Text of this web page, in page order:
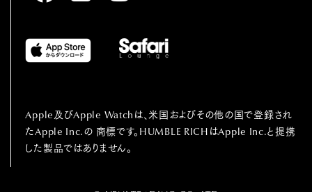
Apple及びApple Watchは、⽶国およびその他の国で登録され
たApple Inc.の 商標です。HUMBLE RICHはApple Inc.と提携
した製品ではありません。